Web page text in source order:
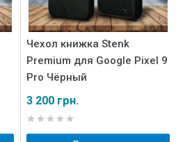
Чехол книжка Stenk
Premium для Google Pixel 9
Pro Чёрный
3 200 грн.